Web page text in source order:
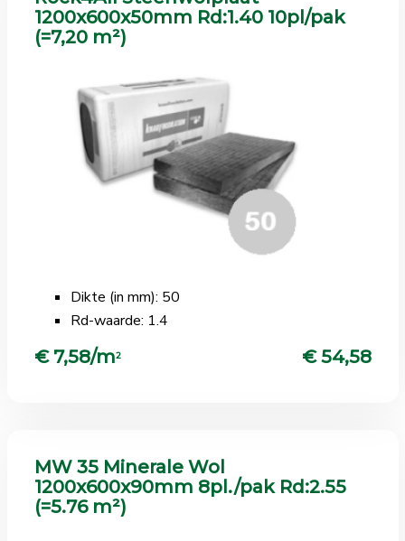
1200x600x50mm Rd:1.40 10pl/pak
(=7,20 m²)
Dikte (in mm): 50
Rd-waarde: 1.4
€ 7,58/m2 € 54,58
MW 35 Minerale Wol
1200x600x90mm 8pl./pak Rd:2.55
(=5.76 m²)